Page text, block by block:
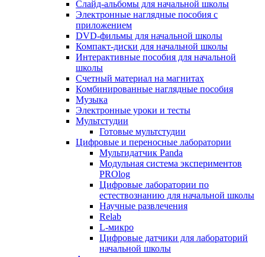
Слайд-альбомы для начальной школы
Электронные наглядные пособия с
приложением
DVD-фильмы для начальной школы
Компакт-диски для начальной школы
Интерактивные пособия для начальной
школы
Счетный материал на магнитах
Комбинированные наглядные пособия
Музыка
Электронные уроки и тесты
Мультстудии
Готовые мультстудии
Цифровые и переносные лаборатории
Мультидатчик Panda
Модульная система экспериментов
PROlog
Цифровые лаборатории по
естествознанию для начальной школы
Научные развлечения
Relab
L-микро
Цифровые датчики для лабораторий
начальной школы